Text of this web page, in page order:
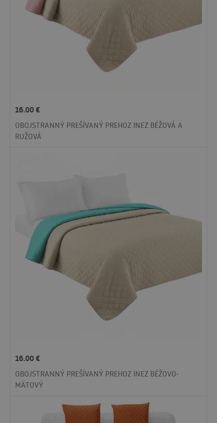
16.00€
OBOJSTRANNÝ PREŠÍVANÝ PREHOZ INEZ BÉŽOVÁ A
RUŽOVÁ
16.00€
OBOJSTRANNÝ PREŠÍVANÝ PREHOZ INEZ BÉŽOVO-
MÄTOVÝ